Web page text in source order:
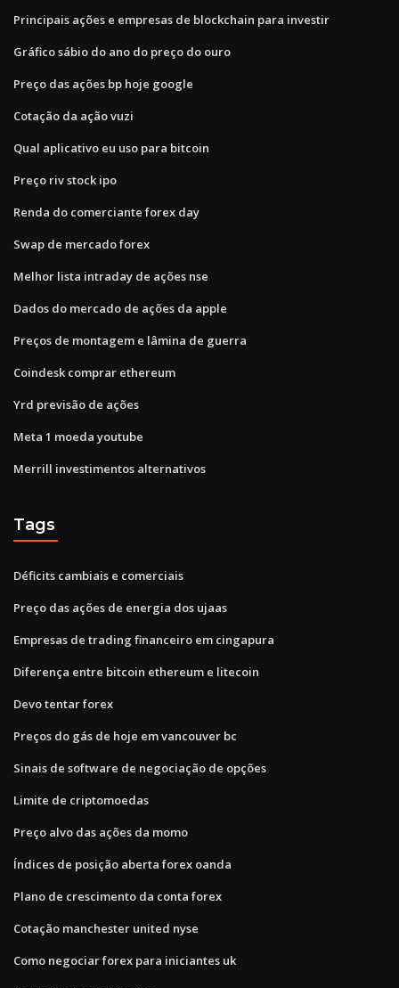
Principais ações e empresas de blockchain para investir
Gráfico sábio do ano do preço do ouro
Preço das ações bp hoje google
Cotação da ação vuzi
Qual aplicativo eu uso para bitcoin
Preço riv stock ipo
Renda do comerciante forex day
Swap de mercado forex
Melhor lista intraday de ações nse
Dados do mercado de ações da apple
Preços de montagem e lâmina de guerra
Coindesk comprar ethereum
Yrd previsão de ações
Meta 1 moeda youtube
Merrill investimentos alternativos
Tags
Déficits cambiais e comerciais
Preço das ações de energia dos ujaas
Empresas de trading financeiro em cingapura
Diferença entre bitcoin ethereum e litecoin
Devo tentar forex
Preços do gás de hoje em vancouver bc
Sinais de software de negociação de opções
Limite de criptomoedas
Preço alvo das ações da momo
Índices de posição aberta forex oanda
Plano de crescimento da conta forex
Cotação manchester united nyse
Como negociar forex para iniciantes uk